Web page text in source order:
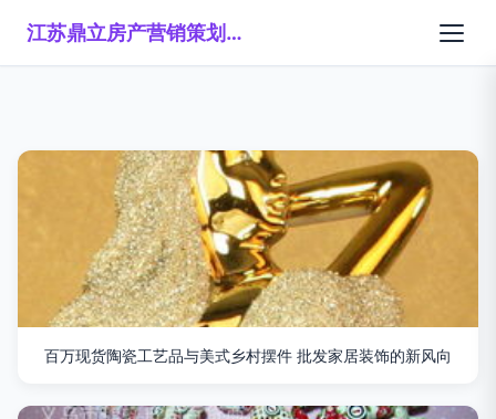
江苏鼎立房产营销策划有限公司
百万现货陶瓷工艺品与美式乡村摆件 批发家居装饰的新风向